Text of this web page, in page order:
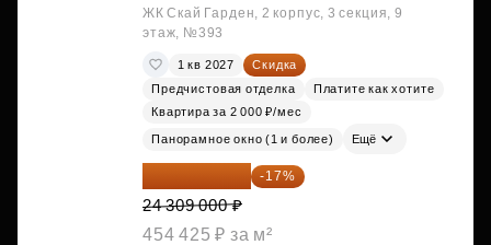
ЖК Скай Гарден, 2 корпус, 3 секция, 9
этаж, №393
1 кв 2027
Скидка
Предчистовая отделка
Платите как хотите
Квартира за 2 000 ₽/мес
Панорамное окно (1 и более) Ещё
20 176 470 ₽ -17%
24 309 000 ₽
454 425 ₽ за м²